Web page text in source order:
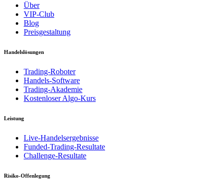
Über
VIP-Club
Blog
Preisgestaltung
Handelslösungen
Trading-Roboter
Handels-Software
Trading-Akademie
Kostenloser Algo-Kurs
Leistung
Live-Handelsergebnisse
Funded-Trading-Resultate
Challenge-Resultate
Risiko-Offenlegung